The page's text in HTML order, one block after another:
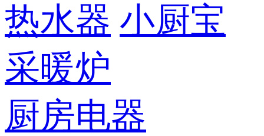
热水器 小厨宝
采暖炉
厨房电器